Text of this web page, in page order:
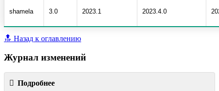
shamela 3.0 2023.1 2023.4.0
🔝 Назад к оглавлению
Журнал изменений
Подробнее